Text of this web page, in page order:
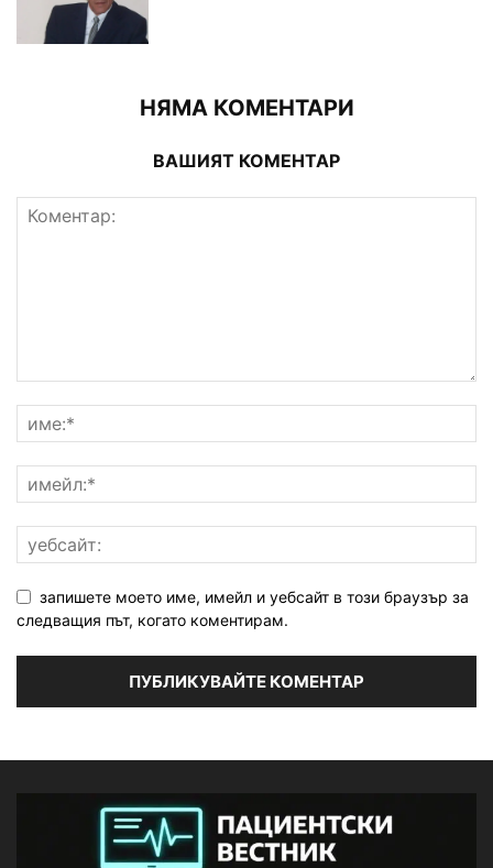
НЯМА КОМЕНТАРИ
ВАШИЯТ КОМЕНТАР
запишете моето име, имейл и уебсайт в този браузър за
следващия път, когато коментирам.